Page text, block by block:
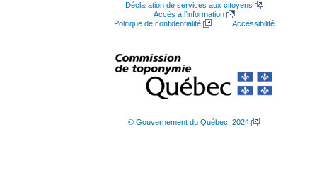
Déclaration de services aux citoyens
Accès à l’information
Politique de confidentialité
Accessibilité
© Gouvernement du Québec, 2024